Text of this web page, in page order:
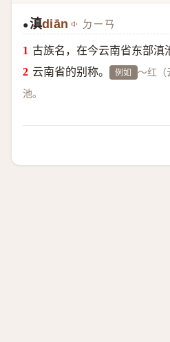
●滇diān ㄉㄧㄢ
古族名，在今云南省东部滇
云南省的别称。
例如 ～红（
池。